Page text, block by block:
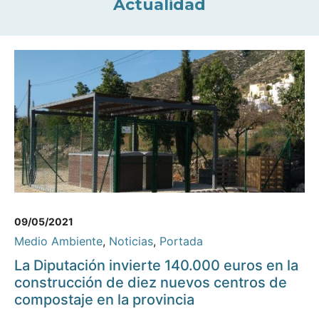
Actualidad
09/05/2021
Medio Ambiente, Noticias, Portada
La Diputación invierte 140.000 euros en la
construcción de diez nuevos centros de
compostaje en la provincia